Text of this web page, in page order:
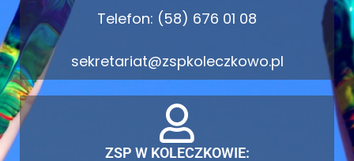
Telefon: (58) 676 01 08
sekretariat@zspkoleczkowo.pl
ZSP W KOLECZKOWIE: